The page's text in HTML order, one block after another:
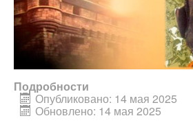
Подробности
Опубликовано: 14 мая 2025
Обновлено: 14 мая 2025